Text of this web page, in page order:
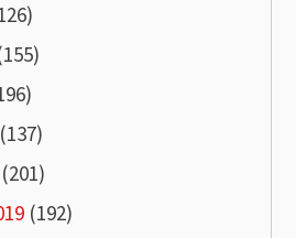
(137)
(201)
(192)